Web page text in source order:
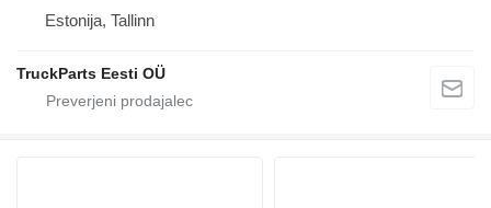
Estonija, Tallinn
TruckParts Eesti OÜ